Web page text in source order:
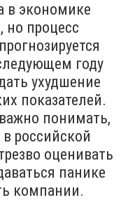
в экономике
но процесс
году
ухудшение
показателей.
понимать,
российской
оценивать
панике
компании.